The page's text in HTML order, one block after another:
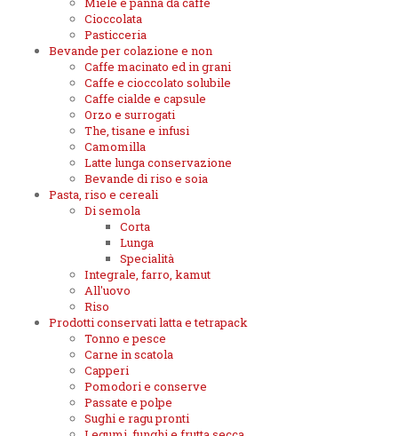
Cioccolata
Pasticceria
Bevande per colazione e non
Caffe macinato ed in grani
Caffe e cioccolato solubile
Caffe cialde e capsule
Orzo e surrogati
The, tisane e infusi
Camomilla
Latte lunga conservazione
Bevande di riso e soia
Pasta, riso e cereali
Di semola
Corta
Lunga
Specialità
Integrale, farro, kamut
All'uovo
Riso
Prodotti conservati latta e tetrapack
Tonno e pesce
Carne in scatola
Capperi
Pomodori e conserve
Passate e polpe
Sughi e ragu pronti